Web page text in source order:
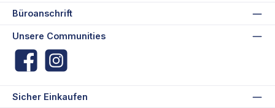
Unsere Communities
FacebookInstagram
Büroanschrift
Sicher Einkaufen